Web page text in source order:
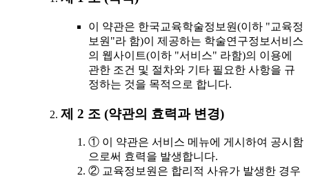
이 약관은 한국교육학술정보원(이하 "교육정
보원"라 함)이 제공하는 학술연구정보서비스
의 웹사이트(이하 "서비스" 라함)의 이용에
관한 조건 및 절차와 기타 필요한 사항을 규
정하는 것을 목적으로 합니다.
제 2 조 (약관의 효력과 변경)
① 이 약관은 서비스 메뉴에 게시하여 공시함
으로써 효력을 발생합니다.
② 교육정보원은 합리적 사유가 발생한 경우